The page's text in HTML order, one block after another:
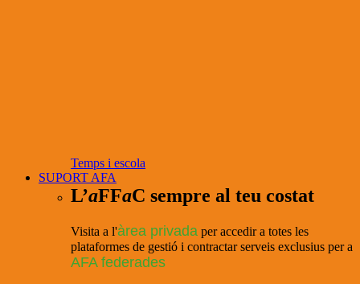
Temps i escola
SUPORT AFA
L’aFFaC sempre al teu costat
Visita a l'àrea privada per accedir a totes les
plataformes de gestió i contractar serveis exclusius per a
AFA federades